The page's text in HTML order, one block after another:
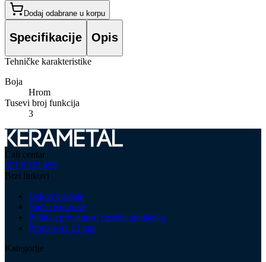
Dodaj odabrane u korpu
Specifikacije Opis
Tehničke karakteristike
Boja
Hrom
Tusevi broj funkcija
3
Call centar
021 6333 450
Brzi linkovi
Uslovi prodaje
Način isporuke
Politika privatnosti i zaštita podataka
Prodaja na 12 rata
Kategorije